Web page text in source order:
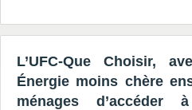
L’UFC-Que Choisir,
Énergie moins chère
ménages